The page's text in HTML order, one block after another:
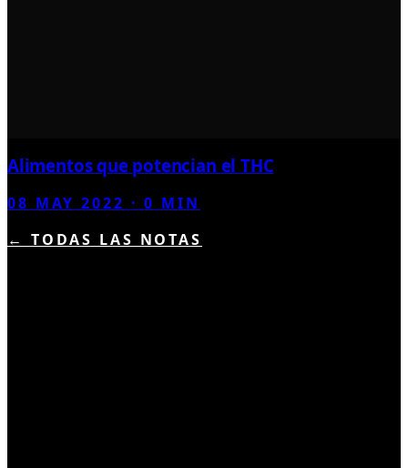
Alimentos que potencian el THC
08 MAY 2022 ·0 MIN
← TODAS LAS NOTAS